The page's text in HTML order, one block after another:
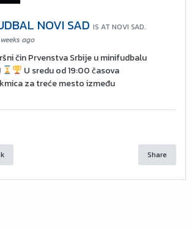
NOVI SAD IS AT NOVI SAD.
ago
čin Prvenstva Srbije u minifudbalu
U sredu od 19:00 časova
za treće mesto između
Share